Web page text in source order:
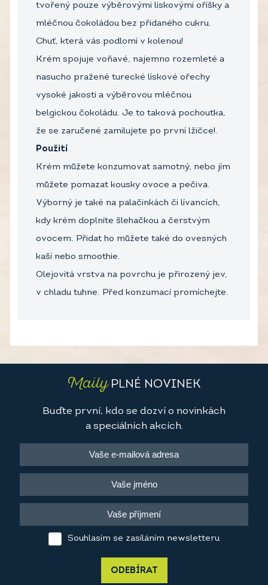
tvořený pouze výběrovými lískovými oříšky a
mléčnou čokoládou bez přidaného cukru.
Chuť, která vás podlomí v kolenou!
Krém spojuje voňavé, najemno rozemleté a
nasucho pražené turecké lískové ořechy
vysoké jakosti a výběrovou mléčnou
belgickou čokoládu. Je to taková pochoutka,
že se zaručené zamilujete po první lžičce!.
Použití
Krém můžete konzumovat samotný, nebo jím
můžete pomazat kousky ovoce a pečiva.
Výborný je také na palačinkách či lívancích,
kdy krém doplníte šlehačkou a čerstvým
ovocem. Přidat ho můžete také do ovesných
kaší nebo smoothie.
Olejovitá vrstva na povrchu je přirozený jev,
v chladu tuhne. Před konzumací promíchejte.
MailyPLNÉ NOVINEK
Buďte první, kdo se dozví o novinkách
a speciálních akcích.
Souhlasím se zasíláním newsletteru
ODEBÍRAT